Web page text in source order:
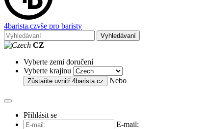
4barista.czvše pro baristy
Vyhledávaní
CZ
Vyberte zemi doručení
Vyberte krajinu
Zůstaňte uvnitř 4barista.cz Nebo
Přihlásit se
E-mail: